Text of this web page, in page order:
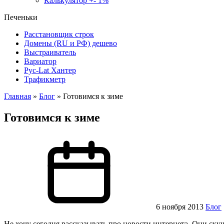
Печеньки
Расстановщик строк
Домены (RU и РФ) дешево
Выстраиватель
Вариатор
Рус-Lat Хантер
Трафикметр
Главная » Блог » Готовимся к зиме
Готовимся к зиме
6 ноября 2013 Блог